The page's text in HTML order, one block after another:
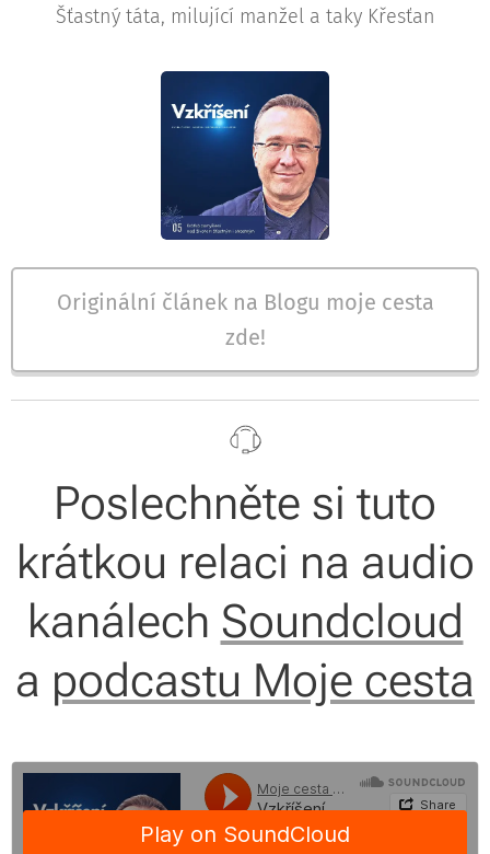
Šťastný táta, milující manžel a taky Křesťan
Originální článek na Blogu moje cesta
zde!
Poslechněte si tuto
krátkou relaci na audio
kanálech Soundcloud
a podcastu Moje cesta